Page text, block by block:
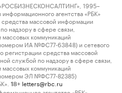
1995–
агентства «РБК»
массовой информации
надзору в сфере связи,
коммуникаций
ИА №ФС77-63848) и сетевого
регистрации средства массовой
службой по надзору в сфере связи,
коммуникаций
ЭЛ №ФС77-82385)
18+ letters@rbc.ru